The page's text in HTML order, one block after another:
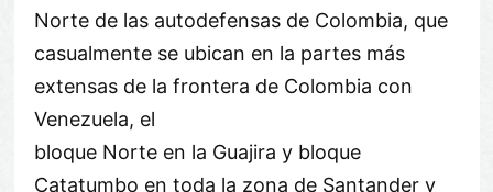
Norte de las autodefensas de Colombia, que
casualmente se ubican en la partes más
extensas de la frontera de Colombia con
Venezuela, el
bloque Norte en la Guajira y bloque
Catatumbo en toda la zona de Santander y